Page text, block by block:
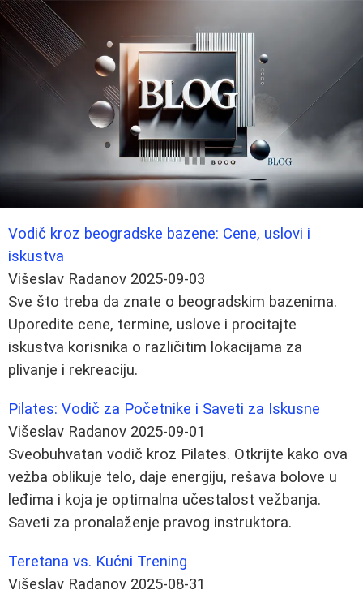
Vodič kroz beogradske bazene: Cene, uslovi i
iskustva
Višeslav Radanov 2025-09-03
Sve što treba da znate o beogradskim bazenima.
Uporedite cene, termine, uslove i procitajte
iskustva korisnika o različitim lokacijama za
plivanje i rekreaciju.
Pilates: Vodič za Početnike i Saveti za Iskusne
Višeslav Radanov 2025-09-01
Sveobuhvatan vodič kroz Pilates. Otkrijte kako ova
vežba oblikuje telo, daje energiju, rešava bolove u
leđima i koja je optimalna učestalost vežbanja.
Saveti za pronalaženje pravog instruktora.
Teretana vs. Kućni Trening
Višeslav Radanov 2025-08-31